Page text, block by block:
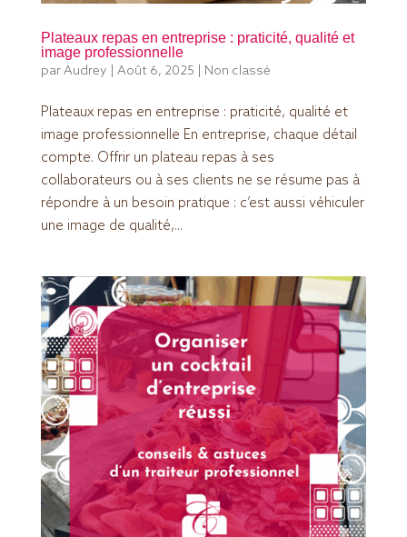
Plateaux repas en entreprise : praticité, qualité et
image professionnelle
parAudrey Août 6, 2025 Non classé
Plateaux repas en entreprise : praticité, qualité et
image professionnelle En entreprise, chaque détail
compte. Offrir un plateau repas à ses
collaborateurs ou à ses clients ne se résume pas à
répondre à un besoin pratique : c’est aussi véhiculer
une image de qualité,...